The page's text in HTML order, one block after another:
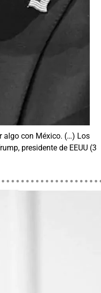
algo con México. (…) Los
presidente de EEUU (3